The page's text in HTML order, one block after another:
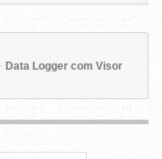
Data Logger com Visor